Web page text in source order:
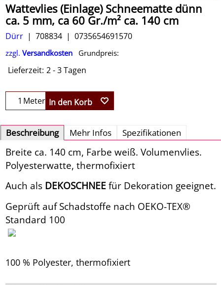
Wattevlies (Einlage) Schneematte dünn
ca. 5 mm, ca 60 Gr./m² ca. 140 cm
Dürr 708834 0735654691570
zzgl. Versandkosten Grundpreis:
Lieferzeit: 2 - 3 Tagen
Meter In den Korb
Beschreibung Mehr Infos Spezifikationen
Breite ca. 140 cm, Farbe weiß. Volumenvlies.
Polyesterwatte, thermofixiert
Auch als DEKOSCHNEEfür Dekoration geeignet.
Geprüft auf Schadstoffe nach OEKO-TEX®
Standard 100
100 % Polyester, thermofixiert